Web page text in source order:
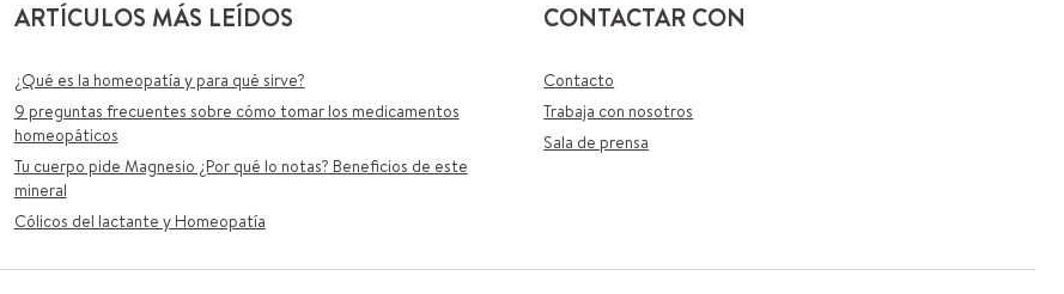
ARTÍCULOS MÁS LEÍDOS
¿Qué es la homeopatía y para qué sirve?
9 preguntas frecuentes sobre cómo tomar los medicamentos
homeopáticos
Tu cuerpo pide Magnesio ¿Por qué lo notas? Beneficios de este
mineral
Cólicos del lactante y Homeopatía
CONTACTAR CON
Contacto
Trabaja con nosotros
Sala de prensa